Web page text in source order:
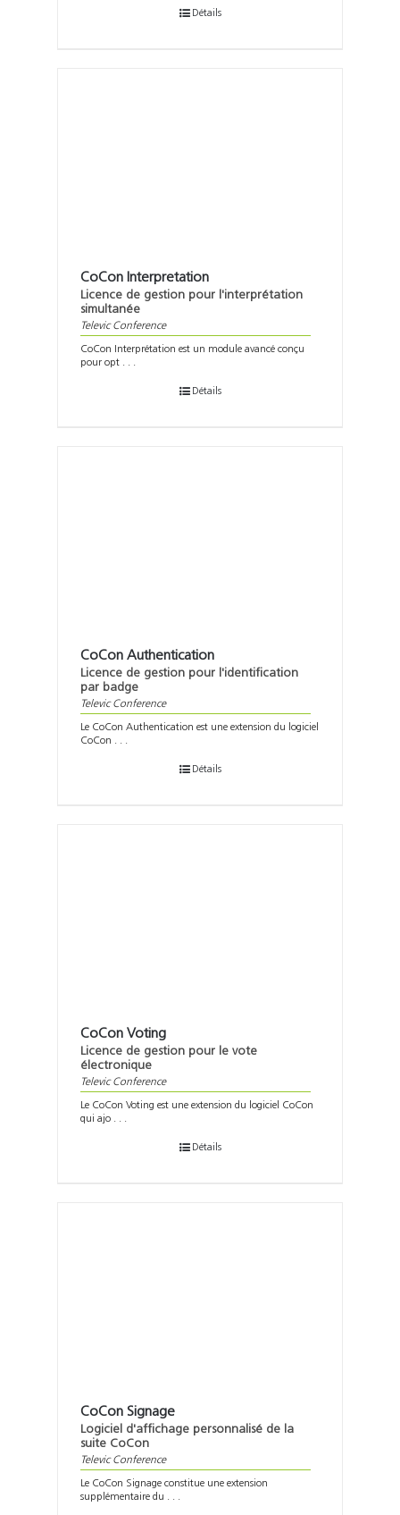
Détails
CoCon Interpretation
Licence de gestion pour l'interprétation
simultanée
Televic Conference
CoCon Interprétation est un module avancé conçu
pour opt . . .
Détails
CoCon Authentication
Licence de gestion pour l'identification
par badge
Televic Conference
Le CoCon Authentication est une extension du logiciel
CoCon . . .
Détails
CoCon Voting
Licence de gestion pour le vote
électronique
Televic Conference
Le CoCon Voting est une extension du logiciel CoCon
qui ajo . . .
Détails
CoCon Signage
Logiciel d'affichage personnalisé de la
suite CoCon
Televic Conference
Le CoCon Signage constitue une extension
supplémentaire du . . .